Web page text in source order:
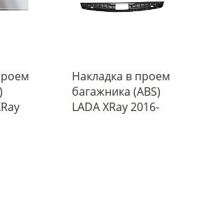
Накладка в проем
багажника (ABS)
LADA XRay 2016-